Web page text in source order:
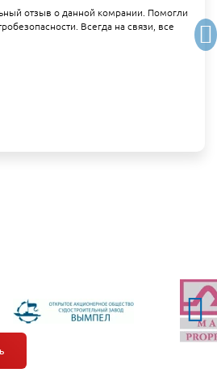
отзыв о данной комрании. Помогли
Всегда на связи, все